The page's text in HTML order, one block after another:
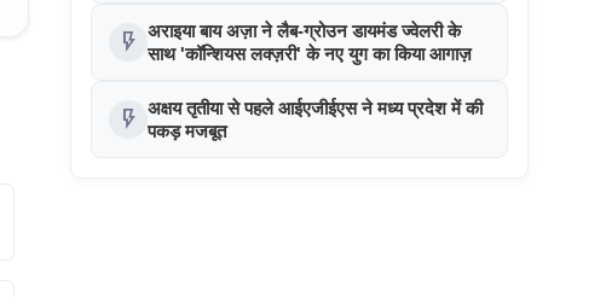
flash_on अराइया बाय अज़ा ने लैब-ग्रोउन डायमंड ज्वेलरी के
साथ 'कॉन्शियस लक्ज़री' के नए युग का किया आगाज़
flash_on अक्षय तृतीया से पहले आईएजीईएस ने मध्य प्रदेश में की
पकड़ मजबूत